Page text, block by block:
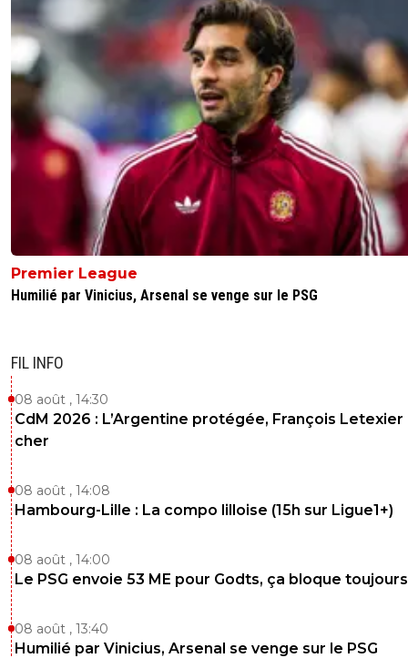
Premier League
Humilié par Vinicius, Arsenal se venge sur le PSG
FIL INFO
08 août , 14:30
CdM 2026 : L’Argentine protégée, François Letexier
cher
08 août , 14:08
Hambourg-Lille : La compo lilloise (15h sur Ligue1+)
08 août , 14:00
Le PSG envoie 53 ME pour Godts, ça bloque toujours
08 août , 13:40
Humilié par Vinicius, Arsenal se venge sur le PSG